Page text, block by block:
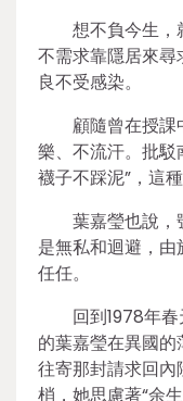
想不負今生，
不需求靠隱居來
良不受感染。
顧隨曾在授課
樂、不流汗。批駁
襪子不踩泥”，這
葉嘉瑩也說，
是無私和迴避，
任任。
回到1978年
的葉嘉瑩在異國的
往寄那封請求回
梢，她思慮著“余